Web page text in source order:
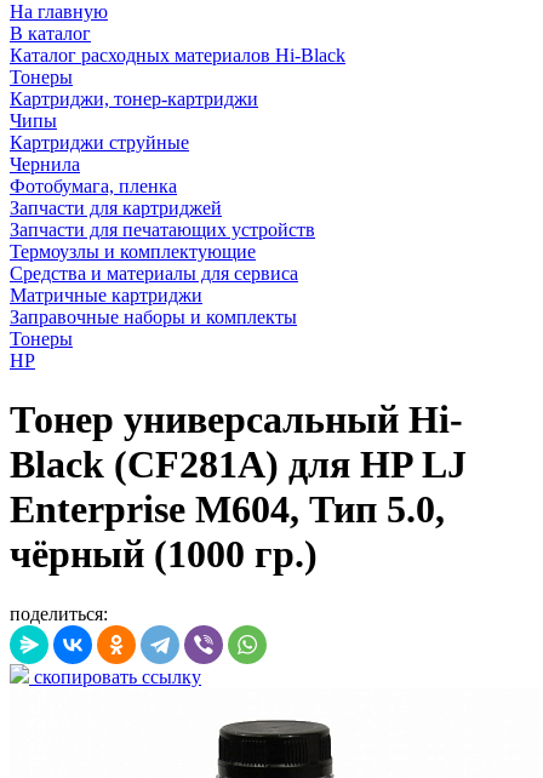
На главную
В каталог
Каталог расходных материалов Hi-Black
Тонеры
Картриджи, тонер-картриджи
Чипы
Картриджи струйные
Чернила
Фотобумага, пленка
Запчасти для картриджей
Запчасти для печатающих устройств
Термоузлы и комплектующие
Средства и материалы для сервиса
Матричные картриджи
Заправочные наборы и комплекты
Тонеры
HP
Тонер универсальный Hi-
Black (CF281A) для HP LJ
Enterprise M604, Тип 5.0,
чёрный (1000 гр.)
поделиться:
скопировать ссылку